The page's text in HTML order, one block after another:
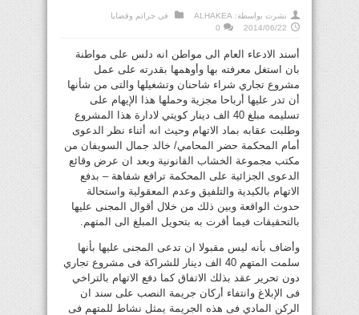
نشرت بواسطة: ALHAKEA في جرائم وقضايا
2014/06/22
0
أسند الادعاء العام الى مواطن انه دلس على مواطنة
بان استغل معرفته بها وأوهمها بقدرته على عمل
مشروع تجاري شراء شاحنان وتشغيلها والتى من شأنها
أن تدر عليها أرباحا مجزية وحملها هذا الإيهام على
تسليمه مبلغ 40 الف دينار كويتي لادارة هذا المشروع
وطلبت عقابه بماد الاتهام وحيث انه أثناء نظر الدعوى
أمام المحكمة حضر المحامي/ خالد جمال السويفان من
مكتب مجموعة الخشاب القانونية وبعد ان عرض وقائع
الدعوى الجزائية على المحكمة ترافع شفاهة – بدفع
الاتهام بالكيدية والتلفيق وعدم المعقولية واستحالة
حدوث الواقعة وبين ذلك من خلال أقوال المجنى عليها
بالتحقيقات فيما أقرت به بتحويل المبلغ الى المتهم.
وأضاف بأنه ليس مقبولا ان تدعى المجنى عليها بأنها
سلمت المتهم 40 الف دينار للشراكة فى مشروع تجاري
دون تحرير عقد بذلك الاتفاق كما دفع الاتهام بالتراخي
فى الإبلاغ وانتفاء أركان جريمة النصب على سند ان
الركن المادي فى هذه الجريمة يمثل نشاط للمتهم فى